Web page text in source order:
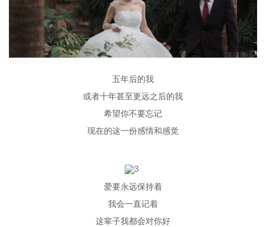
五年后的我
或者十年甚至更远之后的我
希望你不要忘记
现在的这一份感情和感觉
爱要永远保持着
我会一直记着
这辈子我都会对你好